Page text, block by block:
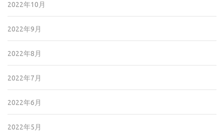
2022年10月
2022年9月
2022年8月
2022年7月
2022年6月
2022年5月